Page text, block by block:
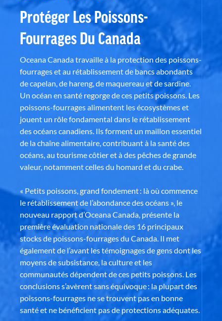
Protéger Les Poissons-
Fourrages Du Canada
Oceana Canada travaille à la protection des poissons-
fourrages et au rétablissement de bancs abondants
de capelan, de hareng, de maquereau et de sardine.
Un océan en santé regorge de ces petits poissons. Les
poissons-fourrages alimentent les écosystèmes et
jouent un rôle fondamental dans le rétablissement
des océans canadiens. Ils forment un maillon essentiel
de la chaîne alimentaire, contribuant à la santé des
océans, au tourisme côtier et à des pêches de grande
valeur, notamment celles du homard et du crabe.
« Petits poissons, grand fondement : là où commence
le rétablissement de l’abondance des océans », le
nouveau rapport d’Oceana Canada, présente la
première évaluation nationale des 16 principaux
stocks de poissons-fourrages du Canada. Il met
également de l’avant les témoignages de gens dont les
moyens de subsistance, la culture et les
communautés dépendent de ces petits poissons. Les
conclusions s’avèrent sans équivoque : la plupart des
poissons-fourrages ne se trouvent pas en bonne
santé et ne bénéficient pas de protections adéquates.